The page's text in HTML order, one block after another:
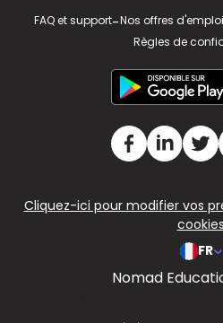
FAQ et support-Nos offres d'emploi
Règles de
Cliquez-ici pour modifier vos
cookies
FR
Nomad